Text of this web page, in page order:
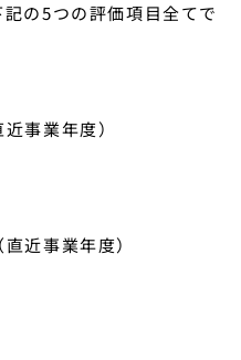
の5つの評価項目全てで
近事業年度）
近事業年度）